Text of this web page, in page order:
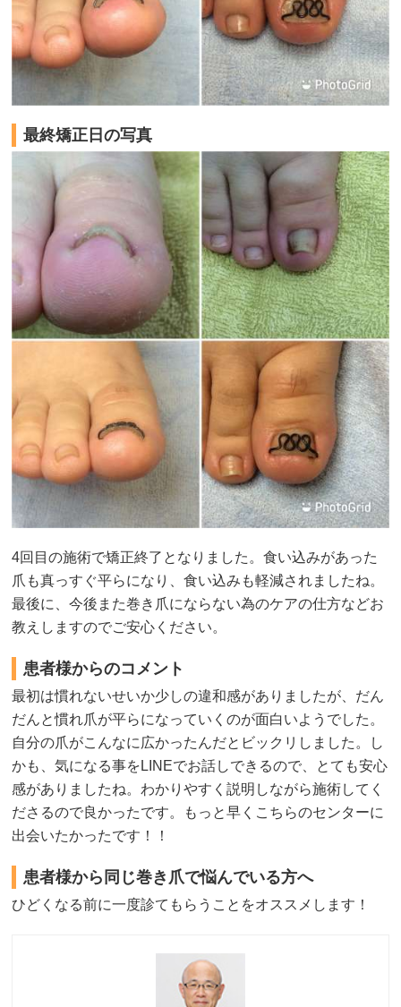
最終矯正日の写真
4回目の施術で矯正終了となりました。食い込みがあった
爪も真っすぐ平らになり、食い込みも軽減されましたね。
最後に、今後また巻き爪にならない為のケアの仕方などお
教えしますのでご安心ください。
患者様からのコメント
最初は慣れないせいか少しの違和感がありましたが、だん
だんと慣れ爪が平らになっていくのが面白いようでした。
自分の爪がこんなに広かったんだとビックリしました。し
かも、気になる事をLINEでお話しできるので、とても安心
感がありましたね。わかりやすく説明しながら施術してく
ださるので良かったです。もっと早くこちらのセンターに
出会いたかったです！！
患者様から同じ巻き爪で悩んでいる方へ
ひどくなる前に一度診てもらうことをオススメします！